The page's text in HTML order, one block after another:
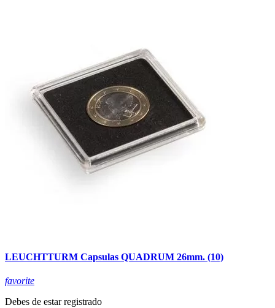
LEUCHTTURM Capsulas QUADRUM 26mm. (10)
favorite
Debes de estar registrado